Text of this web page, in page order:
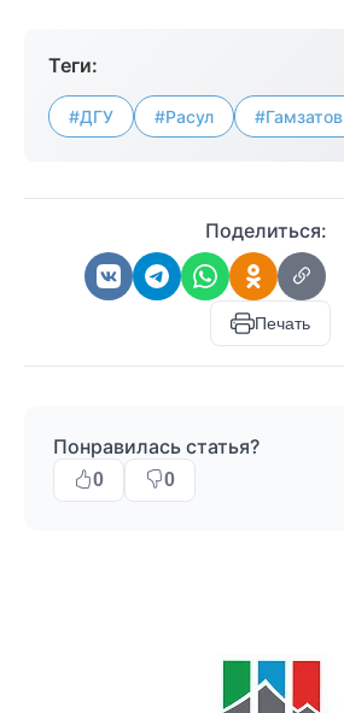
Теги:
#ДГУ #Расул #Гамзатов
Поделиться:
Печать
Понравилась статья?
0 0